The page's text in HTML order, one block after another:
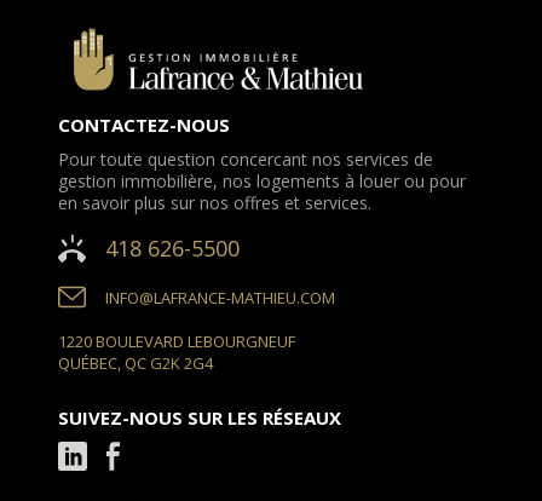
CONTACTEZ-NOUS
Pour toute question concercant nos services de
gestion immobilière, nos logements à louer ou pour
en savoir plus sur nos offres et services.
418 626-5500
INFO@LAFRANCE-MATHIEU.COM
1220 BOULEVARD LEBOURGNEUF
QUÉBEC, QC G2K 2G4
SUIVEZ-NOUS SUR LES RÉSEAUX